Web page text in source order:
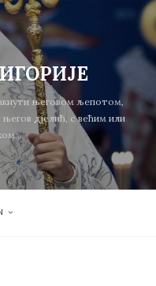
његовом љепотом,
дјелић, с већим или